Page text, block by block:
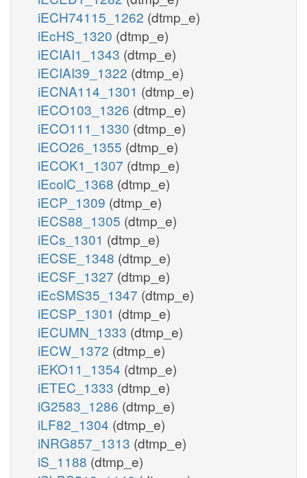
iECH74115_1262 (dtmp_e)
iEcHS_1320 (dtmp_e)
iECIAI1_1343 (dtmp_e)
iECIAI39_1322 (dtmp_e)
iECNA114_1301 (dtmp_e)
iECO103_1326 (dtmp_e)
iECO111_1330 (dtmp_e)
iECO26_1355 (dtmp_e)
iECOK1_1307 (dtmp_e)
iEcolC_1368 (dtmp_e)
iECP_1309 (dtmp_e)
iECS88_1305 (dtmp_e)
iECs_1301 (dtmp_e)
iECSE_1348 (dtmp_e)
iECSF_1327 (dtmp_e)
iEcSMS35_1347 (dtmp_e)
iECSP_1301 (dtmp_e)
iECUMN_1333 (dtmp_e)
iECW_1372 (dtmp_e)
iEKO11_1354 (dtmp_e)
iETEC_1333 (dtmp_e)
iG2583_1286 (dtmp_e)
iLF82_1304 (dtmp_e)
iNRG857_1313 (dtmp_e)
iS_1188 (dtmp_e)